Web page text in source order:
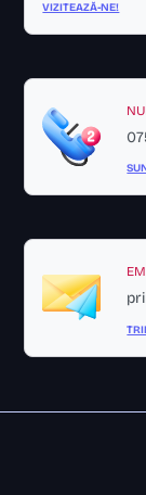
VIZITEAZĂ-NE!